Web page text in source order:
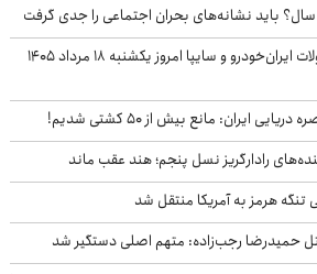
تغییرات تند قیمت محصولات ایران‌خودرو و سایپا امروز یکشنبه ۱۸ مرداد ۱۴۰۵
ایران: مانع بیش از ۵۰ کشتی شدیم!
رادارگریز نسل پنجم؛ هند عقب ماند
تنگه هرمز به آمریکا منتقل شد
حمیدرضا رجب‌زاده: متهم اصلی دستگیر شد